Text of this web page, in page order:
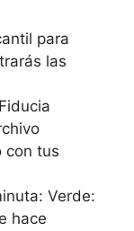
para
las
con tus
Verde:
hace